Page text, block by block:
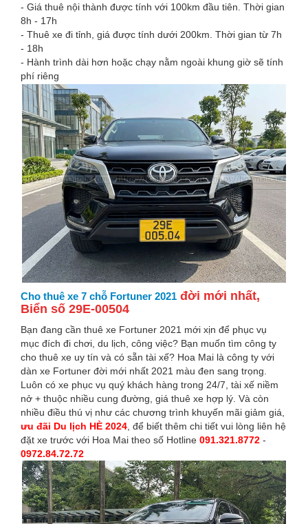
- Giá thuê nội thành được tính với 100km đầu tiên. Thời gian
8h - 17h
- Thuê xe đi tỉnh, giá được tính dưới 200km. Thời gian từ 7h
- 18h
- Hành trình dài hơn hoặc chạy nằm ngoài khung giờ sẽ tính
phí riêng
Cho thuê xe 7 chỗ Fortuner 2021 đời mới nhất,
Biển số 29E-00504
Bạn đang cần thuê xe Fortuner 2021 mới xịn để phục vụ
mục đích đi chơi, du lịch, công việc? Bạn muốn tìm công ty
cho thuê xe uy tín và có sẵn tài xế? Hoa Mai là công ty với
dàn xe Fortuner đời mới nhất 2021 màu đen sang trọng.
Luôn có xe phục vụ quý khách hàng trong 24/7, tài xế niềm
nở + thuộc nhiều cung đường, giá thuê xe hợp lý. Và còn
nhiều điều thú vị như các chương trình khuyến mãi giảm giá,
ưu đãi Du lịch HÈ 2024 , để biết thêm chi tiết vui lòng liên hệ
đặt xe trước với Hoa Mai theo số Hotline 091.321.8772 -
0972.84.72.72